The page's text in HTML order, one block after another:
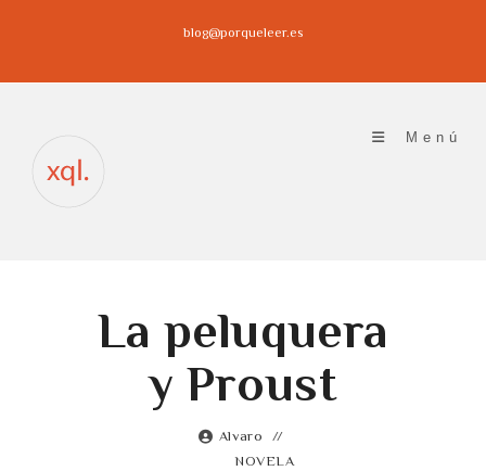
blog@porqueleer.es
Menú
La peluquera
y Proust
Alvaro
NOVELA